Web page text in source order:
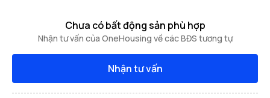
Chưa có bất động sản phù hợp
Nhận tư vấn của OneHousing về các BĐS tương tự
Nhận tư vấn